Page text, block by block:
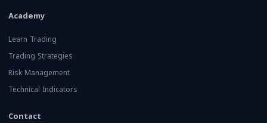
Academy
Learn Trading
Trading Strategies
Risk Management
Technical Indicators
Contact